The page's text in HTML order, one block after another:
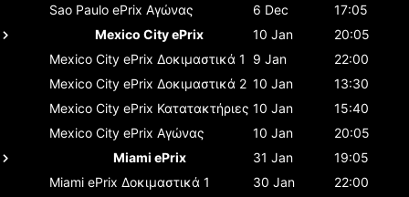
Sao Paulo ePrix Αγώνας 6 Dec
17:05
Mexico City ePrix
10 Jan
20:05
Mexico City ePrix Δοκιμαστικά 1 9 Jan
22:00
Mexico City ePrix Δοκιμαστικά 2 10 Jan
13:30
Mexico City ePrix Κατατακτήριες 10 Jan
15:40
Mexico City ePrix Αγώνας 10 Jan
20:05
Miami ePrix
31 Jan
19:05
Miami ePrix Δοκιμαστικά 1 30 Jan
22:00